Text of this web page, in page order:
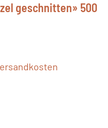
geschnitten» 500